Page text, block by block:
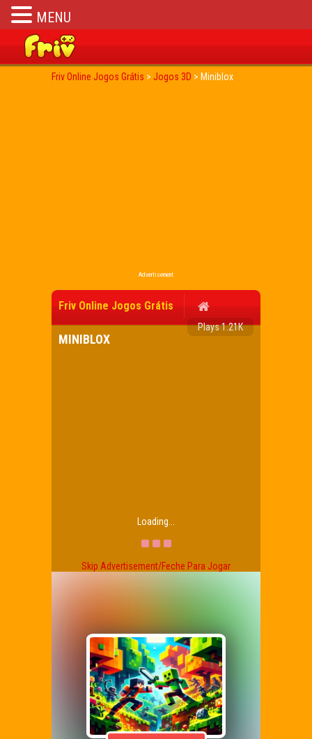
Friv Online Jogos Grátis > Jogos 3D > Miniblox
Advertisement
Friv Online Jogos Grátis
Plays 1.21K
MINIBLOX
Loading...
Skip Advertisement/Feche Para Jogar
MENU